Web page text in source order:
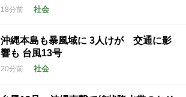
18分前 社会
沖縄本島も暴風域に 3人けが 交通に影
響も 台風13号
20分前 社会